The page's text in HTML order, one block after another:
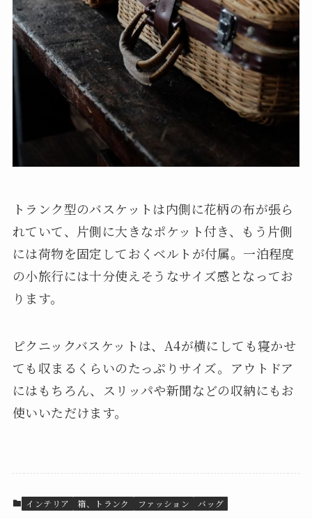
トランク型のバスケットは内側に花柄の布が張ら
れていて、片側に大きなポケット付き、もう片側
には荷物を固定しておくベルトが付属。一泊程度
の小旅行には十分使えそうなサイズ感となってお
ります。
ピクニックバスケットは、A4が横にしても寝かせ
ても収まるくらいのたっぷりサイズ。アウトドア
にはもちろん、スリッパや新聞などの収納にもお
使いいただけます。
インテリア 箱、トランク ファッション バッグ